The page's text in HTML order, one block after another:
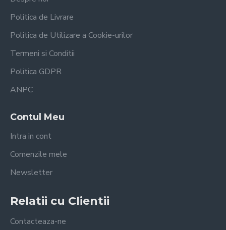
Politica de Livrare
Politica de Utilizare a Cookie-urilor
Termeni si Conditii
Politica GDPR
ANPC
Contul Meu
Intra in cont
Comenzile mele
Newsletter
Relatii cu Clientii
Contacteaza-ne